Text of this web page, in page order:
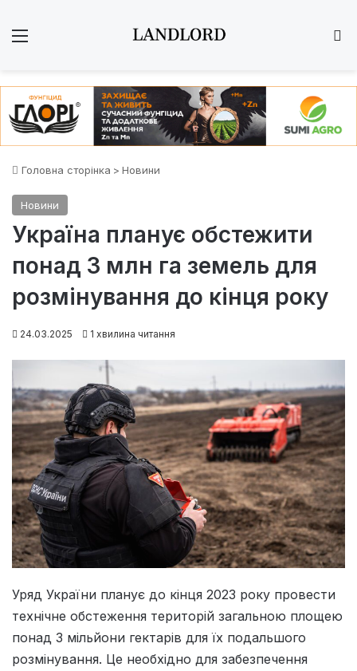
Головна сторінка > Новини
Новини
Україна планує обстежити
понад 3 млн га земель для
розмінування до кінця року
24.03.2025 1 хвилина читання
Уряд України планує до кінця 2023 року провести
технічне обстеження територій загальною площею
понад 3 мільйони гектарів для їх подальшого
розмінування. Це необхідно для забезпечення